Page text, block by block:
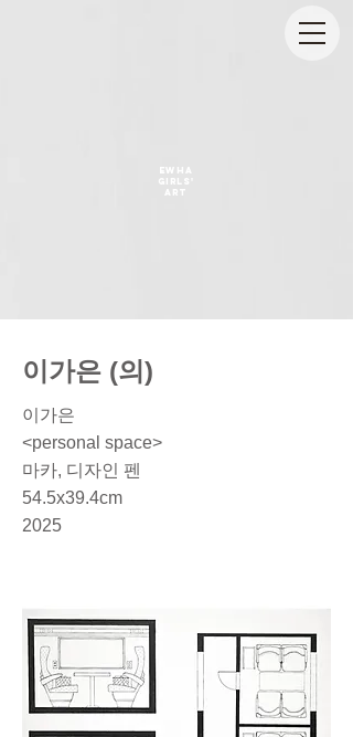
EWHA
GIRLS'
ART
이가은 (의)
이가은
<personal space>
마카, 디자인 펜
54.5x39.4cm
2025